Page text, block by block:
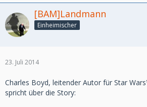
[BAM]Landmann
Einheimischer
23. Juli 2014
Charles Boyd, leitender Autor für Star
spricht über die Story: